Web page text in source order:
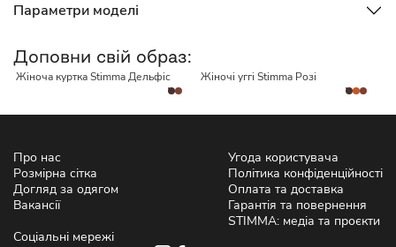
Параметри моделі
Доповни свій образ:
НЕМАЄ В НАЯВНОСТІ
Жіноча куртка Stimma Дельфіс Жіночі уггі Stimma Розі
Про нас
Розмірна сітка
Догляд за одягом
Вакансії
Угода користувача
Політика конфіденційності
Оплата та доставка
Гарантія та повернення
STIMMA: медіа та проєкти
Соціальні мережі